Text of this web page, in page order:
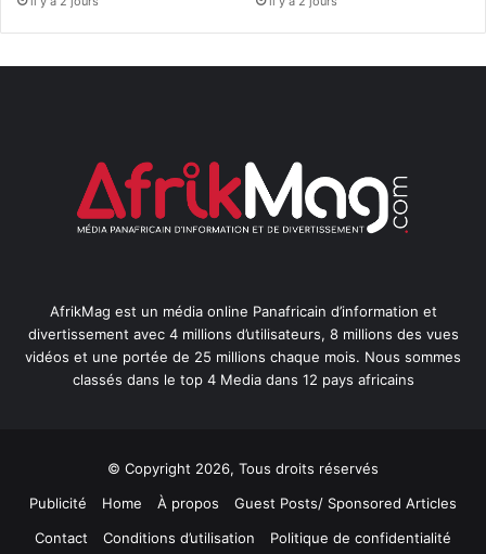
AfrikMag est un média online Panafricain d’information et
divertissement avec 4 millions d’utilisateurs, 8 millions des vues
vidéos et une portée de 25 millions chaque mois. Nous sommes
classés dans le top 4 Media dans 12 pays africains
© Copyright 2026, Tous droits réservés
Publicité
Home À propos
Guest Posts/ Sponsored Articles
Contact
Conditions d’utilisation Politique de confidentialité